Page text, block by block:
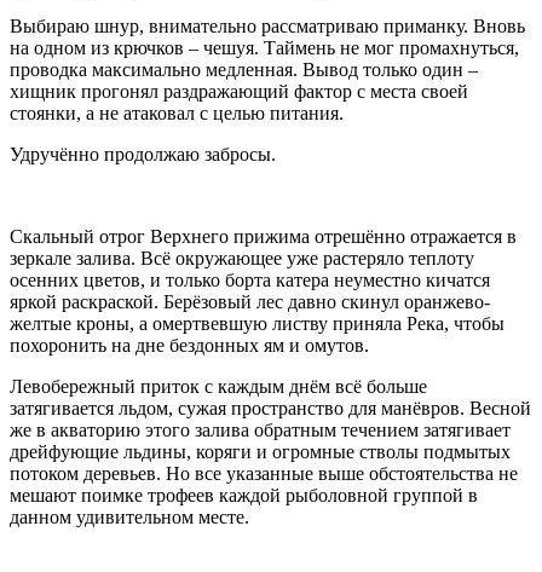
Выбираю шнур, внимательно рассматриваю приманку. Вновь
на одном из крючков – чешуя. Таймень не мог промахнуться,
проводка максимально медленная. Вывод только один –
хищник прогонял раздражающий фактор с места своей
стоянки, а не атаковал с целью питания.
Удручённо продолжаю забросы.
Скальный отрог Верхнего прижима отрешённо отражается в
зеркале залива. Всё окружающее уже растеряло теплоту
осенних цветов, и только борта катера неуместно кичатся
яркой раскраской. Берёзовый лес давно скинул оранжево-
желтые кроны, а омертвевшую листву приняла Река, чтобы
похоронить на дне бездонных ям и омутов.
Левобережный приток с каждым днём всё больше
затягивается льдом, сужая пространство для манёвров. Весной
же в акваторию этого залива обратным течением затягивает
дрейфующие льдины, коряги и огромные стволы подмытых
потоком деревьев. Но все указанные выше обстоятельства не
мешают поимке трофеев каждой рыболовной группой в
данном удивительном месте.